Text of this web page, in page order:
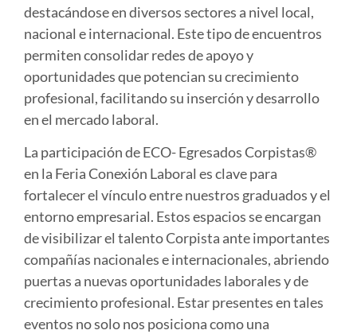
destacándose en diversos sectores a nivel local,
nacional e internacional. Este tipo de encuentros
permiten consolidar redes de apoyo y
oportunidades que potencian su crecimiento
profesional, facilitando su inserción y desarrollo
en el mercado laboral.
La participación de ECO- Egresados Corpistas®
en la Feria Conexión Laboral es clave para
fortalecer el vínculo entre nuestros graduados y el
entorno empresarial. Estos espacios se encargan
de visibilizar el talento Corpista ante importantes
compañías nacionales e internacionales, abriendo
puertas a nuevas oportunidades laborales y de
crecimiento profesional. Estar presentes en tales
eventos no solo nos posiciona como una